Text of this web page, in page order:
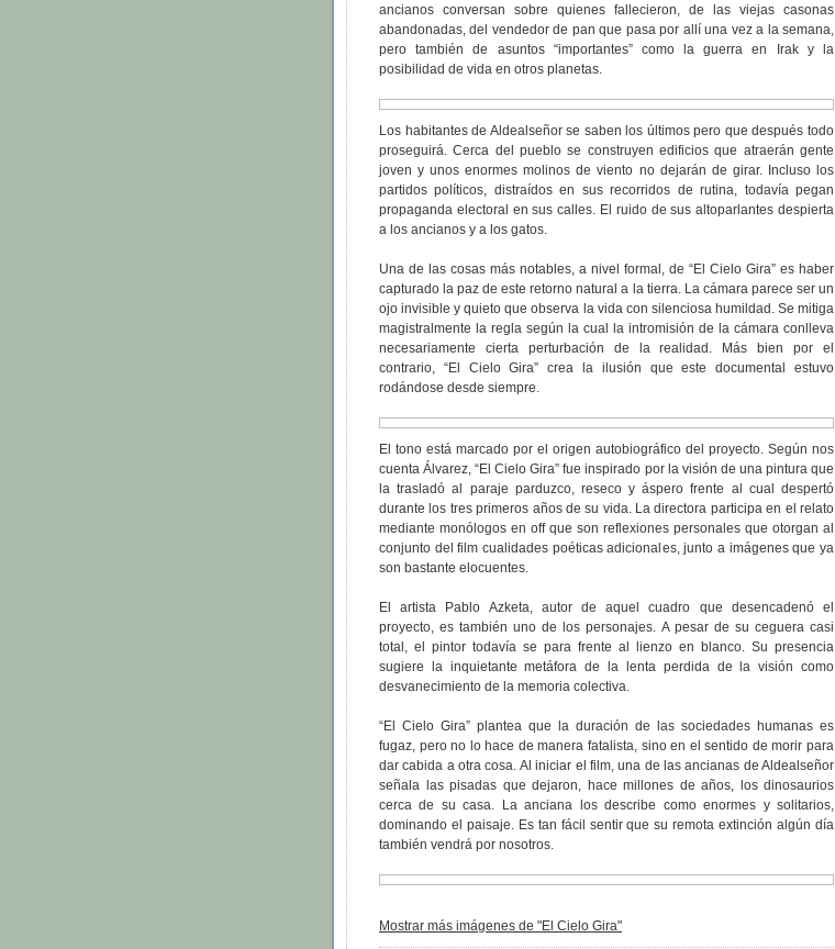
ancianos conversan sobre quienes fallecieron, de las viejas casonas
abandonadas, del vendedor de pan que pasa por allí una vez a la semana,
pero también de asuntos “importantes” como la guerra en Irak y la
posibilidad de vida en otros planetas.
Los habitantes de Aldealseñor se saben los últimos pero que después todo
proseguirá. Cerca del pueblo se construyen edificios que atraerán gente
joven y unos enormes molinos de viento no dejarán de girar. Incluso los
partidos políticos, distraídos en sus recorridos de rutina, todavía pegan
propaganda electoral en sus calles. El ruido de sus altoparlantes despierta
a los ancianos y a los gatos.
Una de las cosas más notables, a nivel formal, de “El Cielo Gira” es haber
capturado la paz de este retorno natural a la tierra. La cámara parece ser un
ojo invisible y quieto que observa la vida con silenciosa humildad. Se mitiga
magistralmente la regla según la cual la intromisión de la cámara conlleva
necesariamente cierta perturbación de la realidad. Más bien por el
contrario, “El Cielo Gira” crea la ilusión que este documental estuvo
rodándose desde siempre.
El tono está marcado por el origen autobiográfico del proyecto. Según nos
cuenta Álvarez, “El Cielo Gira” fue inspirado por la visión de una pintura que
la trasladó al paraje parduzco, reseco y áspero frente al cual despertó
durante los tres primeros años de su vida. La directora participa en el relato
mediante monólogos en off que son reflexiones personales que otorgan al
conjunto del film cualidades poéticas adicionales, junto a imágenes que ya
son bastante elocuentes.
El artista Pablo Azketa, autor de aquel cuadro que desencadenó el
proyecto, es también uno de los personajes. A pesar de su ceguera casi
total, el pintor todavía se para frente al lienzo en blanco. Su presencia
sugiere la inquietante metáfora de la lenta perdida de la visión como
desvanecimiento de la memoria colectiva.
“El Cielo Gira” plantea que la duración de las sociedades humanas es
fugaz, pero no lo hace de manera fatalista, sino en el sentido de morir para
dar cabida a otra cosa. Al iniciar el film, una de las ancianas de Aldealseñor
señala las pisadas que dejaron, hace millones de años, los dinosaurios
cerca de su casa. La anciana los describe como enormes y solitarios,
dominando el paisaje. Es tan fácil sentir que su remota extinción algún día
también vendrá por nosotros.
Mostrar más imágenes de "El Cielo Gira"